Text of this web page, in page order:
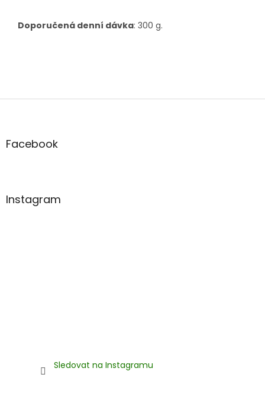
Doporučená denní dávka: 300 g.
Z
aFacebook
Instagram
Sledovat na Instagramu